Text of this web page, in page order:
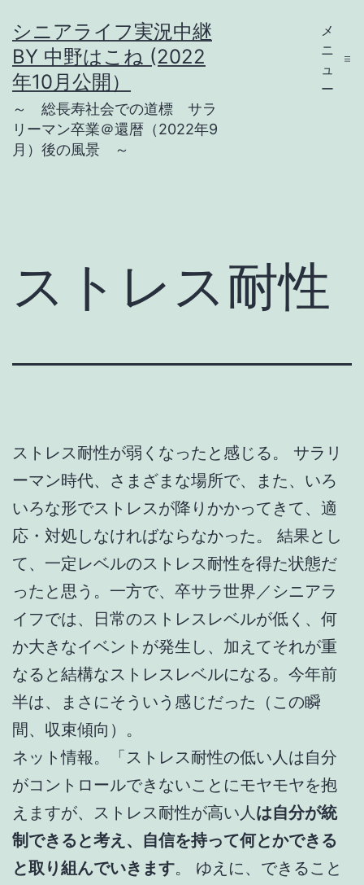
ン
テ
ン
へ
シニアライフ実況中継
BY 中野はこね (2022
年10月公開）
～ 総長寿社会での道標 サラ
リーマン卒業＠還暦（2022年9
月）後の風景 ～
メ
ニ
ュ
ー
ストレス耐性
ストレス耐性が弱くなったと感じる。 サラリ
ーマン時代、さまざまな場所で、また、いろ
いろな形でストレスが降りかかってきて、適
応・対処しなければならなかった。 結果とし
て、一定レベルのストレス耐性を得た状態だ
ったと思う。一方で、卒サラ世界／シニアラ
イフでは、日常のストレスレベルが低く、何
か大きなイベントが発生し、加えてそれが重
なると結構なストレスレベルになる。今年前
半は、まさにそういう感じだった（この瞬
間、収束傾向）。
ネット情報。「ストレス耐性の低い人は自分
がコントロールできないことにモヤモヤを抱
えますが、ストレス耐性が高い人 は自分が統
制できると考え、自信を持って何とかできる
と取り組んでいきます。 ゆえに、できること